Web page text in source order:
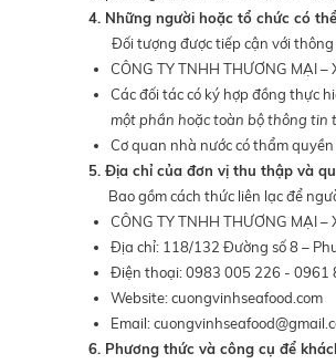
4. Những người hoặc tổ chức có
Đối tượng được tiếp cận với thông
CÔNG TY TNHH THƯƠNG MẠI
Các đối tác có ký hợp đồng thực
một phần hoặc toàn bộ thông tin
Cơ quan nhà nước có thẩm
5. Địa chỉ của đơn vị thu thập và
Bao gồm cách thức liên lạc để
CÔNG TY TNHH THƯƠNG MẠI
Địa chỉ: 118/132 Đường số 8 –
Điện thoại: 0983 005 226 - 0961
Website: cuongvinhseafood.com
Email:
6. Phương thức và công cụ để